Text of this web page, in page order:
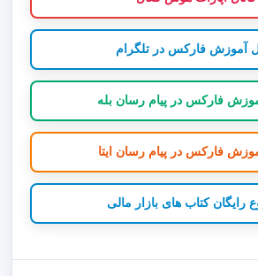
آموزش فارکس در تلگرام
فارکس در پیام رسان بله
فارکس در پیام رسان ایتا
رایگان کتاب های بازار مالی